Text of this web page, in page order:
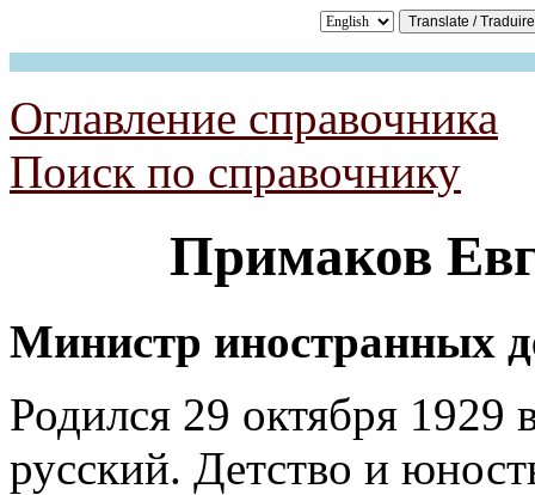
Оглавление справочника
Поиск по справочнику
Примаков
Министр иностранных
Родился 29 октября
русский. Детство и